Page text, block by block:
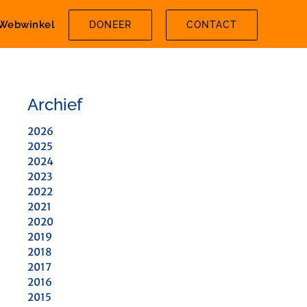
DONEER CONTACT
Archief
2026
2025
2024
2023
2022
2021
2020
2019
2018
2017
2016
2015